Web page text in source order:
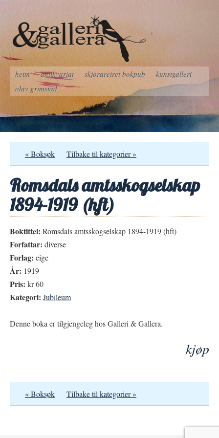
heim antikvariat skjorareiret bokpub
kunstgalleri
olav grimstad
« Boksøk Tilbake til kategorier »
Romsdals amtsskogselskap
1894-1919 (hft)
Boktittel: Romsdals amtsskogselskap 1894-1919 (hft)
Forfattar: diverse
Forlag: eige
År: 1919
Pris: kr 60
Kategori: Jubileum
Denne boka er tilgjengeleg hos Galleri & Gallera.
kjøp
« Boksøk Tilbake til kategorier »